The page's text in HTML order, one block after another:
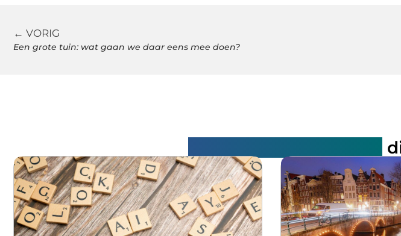
← VORIG
Een grote tuin: wat gaan we daar eens mee doen?